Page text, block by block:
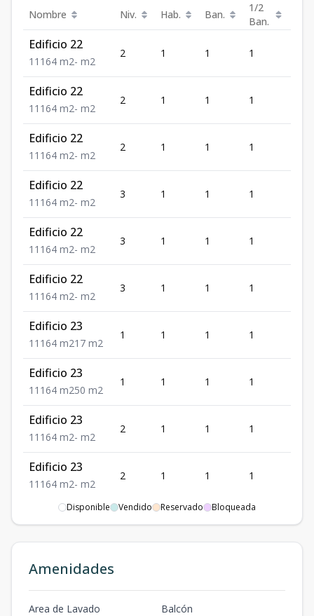
Nombre Niv. Hab. Ban.
1/2
Ban.
Edificio 22
1 1 1 64 m2- m2
2 1 1 1
Edificio 22
1 1 1 64 m2- m2
2 1 1 1
Edificio 22
1 1 1 64 m2- m2
2 1 1 1
Edificio 22
1 1 1 64 m2- m2
3 1 1 1
Edificio 22
1 1 1 64 m2- m2
3 1 1 1
Edificio 22
1 1 1 64 m2- m2
3 1 1 1
Edificio 23
1 1 1 64 m217 m2
1 1 1 1
Edificio 23
1 1 1 64 m250 m2
1 1 1 1
Edificio 23
1 1 1 64 m2- m2
2 1 1 1
Edificio 23
1 1 1 64 m2- m2
2 1 1 1
Edificio 23
2 1 1 1 1
Edificio 23
1 11 64m2 -m2
Edificio 23
Disponible Vendido Reservado Bloqueada
Amenidades
Area de Lavado
Balcón